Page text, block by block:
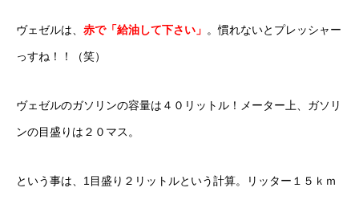
オートローン
保険ご相談
ヴェゼルは、 赤で「給油して下さい」 。慣れないとプレッシャー
っすね！！（笑）
ヴェゼルのガソリンの容量は４０リットル！メーター上、ガソリ
ンの目盛りは２０マス。
という事は、1目盛り２リットルという計算。リッター１５ｋｍ